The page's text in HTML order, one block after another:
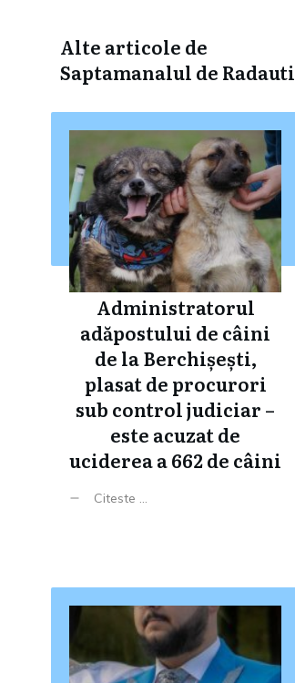
Alte articole de
Saptamanalul de Radauti
Administratorul
adăpostului de câini
de la Berchișești,
plasat de procurori
sub control judiciar –
este acuzat de
uciderea a 662 de câini
Citeste ...